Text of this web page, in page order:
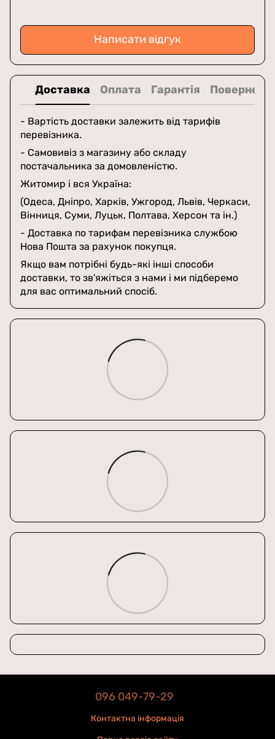
Написати відгук
Доставка Оплата Гарантія
- Вартість доставки залежить від тарифів
перевізника.
- Самовивіз з магазину або складу
постачальника за домовленістю.
Житомир і вся Україна:
(Одеса, Дніпро, Харків, Ужгород, Львів, Черкаси,
Вінниця, Суми, Луцьк, Полтава, Херсон та ін.)
- Доставка по тарифам перевізника службою
Нова Пошта за рахунок покупця.
Якщо вам потрібні будь-які інші способи
доставки, то зв'яжіться з нами і ми підберемо
для вас оптимальний спосіб.
096 049-79-29
Контактна інформація